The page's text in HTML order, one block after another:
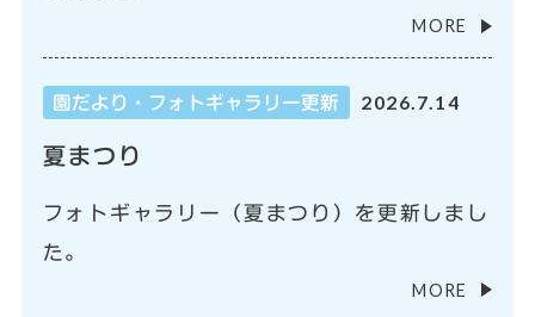
MORE
園だより・フォトギャラリー更新 2026.7.14
夏まつり
フォトギャラリー（夏まつり）を更新しまし
た。
MORE